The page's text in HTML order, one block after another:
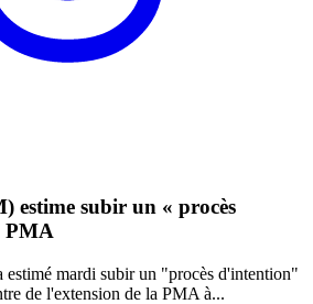
estime subir un « procès
PMA
estimé mardi subir un "procès d'intention"
de l'extension de la PMA à...